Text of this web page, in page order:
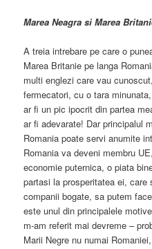
Marea Neagra si Marea
A treia intrebare pe care o
Marea Britanie pe langa
multi englezi care vau
fermecatori, cu o tara
ar fi un pic ipocrit din partea
ar fi adevarate! Dar principalul
Romania poate servi anumite
Romania va deveni membru
economie puternica, o piata
partasi la prosperitatea ei,
companii bogate, sa putem
este unul din principalele
m-am referit mai devreme –
Marii Negre nu numai